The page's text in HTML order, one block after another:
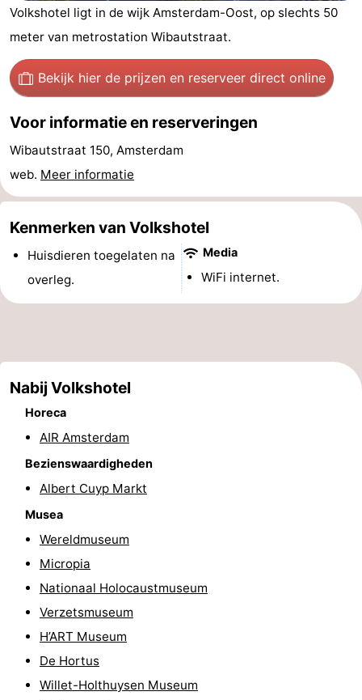
breakfasts)
Hotels
Vakantiehuizen
-
Het
Amsterdamse
Bos
-
Spaarnwoude
minutes
Musea
Attracties
Zien
Musea
-
Monumenten
Kerken
Uitkijkpunten
Attracties
Rondvaarten
Rondleidingen
Volkshotel ligt in de wijk Amsterdam-Oost, op slechts 50
meter van metrostation Wibautstraat.
Bekijk hier de prijzen en reserveer direct online
Voor informatie en reserveringen
Wibautstraat 150, Amsterdam
web. Meer informatie
Kenmerken van Volkshotel
Huisdieren toegelaten na
overleg.
Media
WiFi internet.
Nabij Volkshotel
Horeca
AIR Amsterdam
Bezienswaardigheden
Albert Cuyp Markt
Musea
Wereldmuseum
Micropia
Nationaal Holocaustmuseum
Verzetsmuseum
H’ART Museum
De Hortus
Willet-Holthuysen Museum